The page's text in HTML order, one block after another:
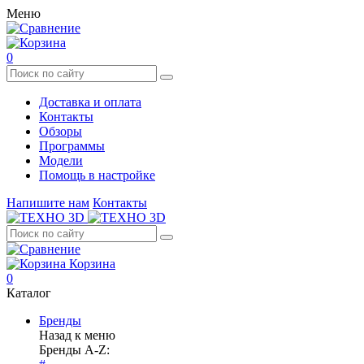
Меню
0
Доставка и оплата
Контакты
Обзоры
Программы
Модели
Помощь в настройке
Напишите нам Контакты
Корзина
0
Каталог
Бренды
Назад к меню
Бренды A-Z: